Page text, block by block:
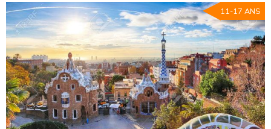
11-17 ANS